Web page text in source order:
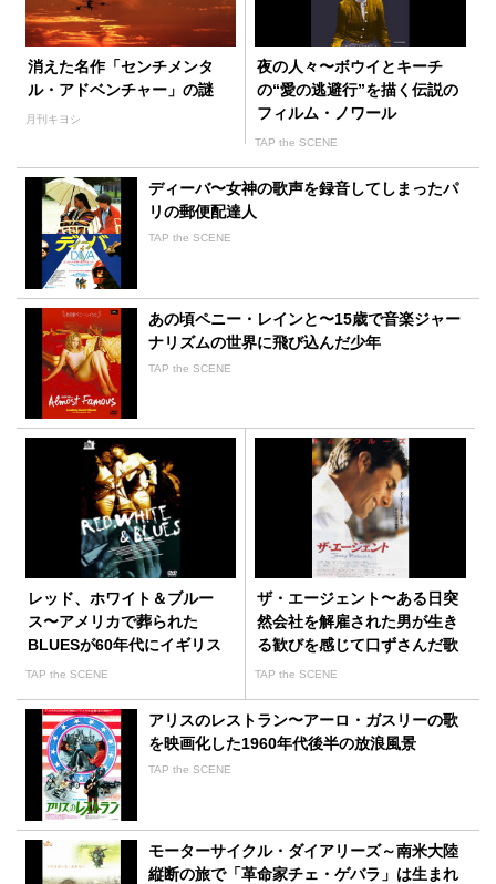
消えた名作「センチメンタ
ル・アドベンチャー」の謎
月刊キヨシ
夜の人々〜ボウイとキーチ
の“愛の逃避行”を描く伝説の
フィルム・ノワール
TAP the SCENE
ディーバ〜女神の歌声を録音してしまったパ
リの郵便配達人
TAP the SCENE
あの頃ペニー・レインと〜15歳で音楽ジャー
ナリズムの世界に飛び込んだ少年
TAP the SCENE
レッド、ホワイト＆ブルー
ス〜アメリカで葬られた
BLUESが60年代にイギリス
で蘇った
TAP the SCENE
ザ・エージェント〜ある日突
然会社を解雇された男が生き
る歓びを感じて口ずさんだ歌
とは？
TAP the SCENE
アリスのレストラン〜アーロ・ガスリーの歌
を映画化した1960年代後半の放浪風景
TAP the SCENE
モーターサイクル・ダイアリーズ～南米大陸
縦断の旅で「革命家チェ・ゲバラ」は生まれ